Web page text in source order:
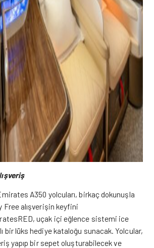
A350 yolcuları, birkaç dokunuşla
Free alışverişin keyfini
uçak içi eğlence sistemi ice
bir lüks hediye kataloğu sunacak. Yolcular,
yapıp bir sepet oluşturabilecek ve